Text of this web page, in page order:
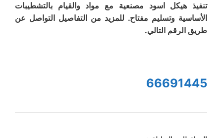
تنفيذ هيكل اسود مصنعية مع مواد والقيام بالتشطيبات
الأساسية وتسليم مفتاح. للمزيد من التفاصيل التواصل عن
طريق الرقم التالي.
66691445